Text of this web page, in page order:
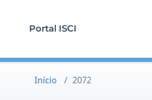
Portal ISCI
Início / 2072